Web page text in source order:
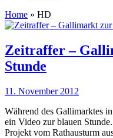
Home » HD
Zeitraffer –
Stunde
11. November 2012
Während des Gallimarktes
ein Video zur blauen
Projekt vom Rathausturm